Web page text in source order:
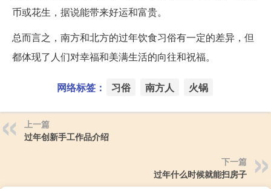
币或花生，据说能带来好运和富贵。
总而言之，南方和北方的过年饮食习俗有一定的差异，但
都体现了人们对幸福和美满生活的向往和祝福。
网络标签： 习俗 南方人 火锅
上一篇
过年创新手工作品介绍
下一篇
过年什么时候就能扫房子